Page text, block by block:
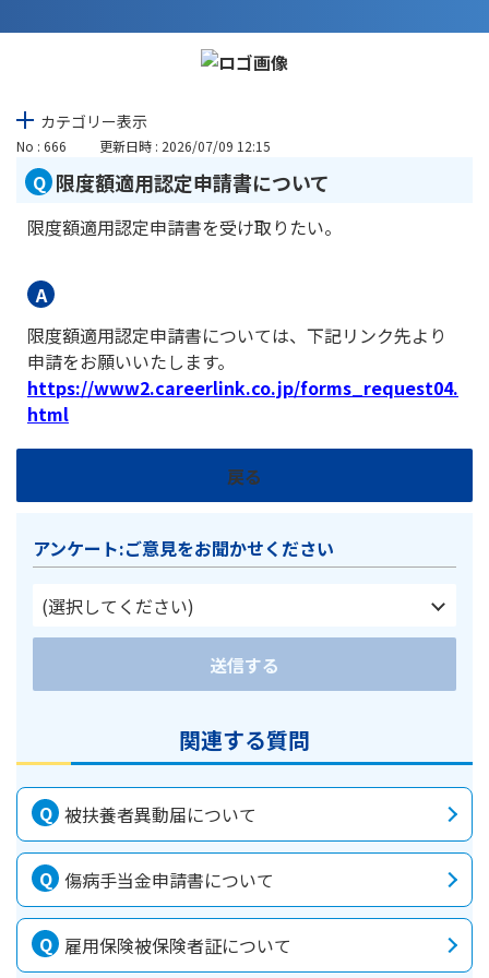
カテゴリー表示
No : 666 更新日時 : 2026/07/09 12:15
限度額適用認定申請書について
限度額適用認定申請書を受け取りたい。
限度額適用認定申請書については、下記リンク先より
申請をお願いいたします。
https://www2.careerlink.co.jp/forms_request04.
html
戻る
アンケート:ご意見をお聞かせください
(選択してください)
送信する
関連する質問
被扶養者異動届について
傷病手当金申請書について
雇用保険被保険者証について